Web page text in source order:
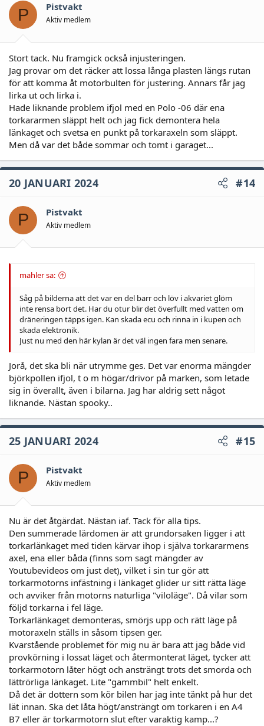
P Pistvakt
Aktiv medlem
Stort tack. Nu framgick också injusteringen.
Jag provar om det räcker att lossa långa plasten längs rutan
för att komma åt motorbulten för justering. Annars får jag
lirka ut och lirka i.
Hade liknande problem ifjol med en Polo -06 där ena
torkararmen släppt helt och jag fick demontera hela
länkaget och svetsa en punkt på torkaraxeln som släppt.
Men då var det både sommar och tomt i garaget...
20 JANUARI 2024 #14
P Pistvakt
Aktiv medlem
mahler sa:
Såg på bilderna att det var en del barr och löv i akvariet glöm
inte rensa bort det. Har du otur blir det överfullt med vatten om
dräneringen täpps igen. Kan skada ecu och rinna in i kupen och
skada elektronik.
Just nu med den här kylan är det väl ingen fara men senare.
Jorå, det ska bli när utrymme ges. Det var enorma mängder
björkpollen ifjol, t o m högar/drivor på marken, som letade
sig in överallt, även i bilarna. Jag har aldrig sett något
liknande. Nästan spooky..
25 JANUARI 2024 #15
P Pistvakt
Aktiv medlem
Nu är det åtgärdat. Nästan iaf. Tack för alla tips.
Den summerade lärdomen är att grundorsaken ligger i att
torkarlänkaget med tiden kärvar ihop i själva torkararmens
axel, ena eller båda (finns som sagt mängder av
Youtubevideos om just det), vilket i sin tur gör att
torkarmotorns infästning i länkaget glider ur sitt rätta läge
och avviker från motorns naturliga "viloläge". Då vilar som
följd torkarna i fel läge.
Torkarlänkaget demonteras, smörjs upp och rätt läge på
motoraxeln ställs in såsom tipsen ger.
Kvarstående problemet för mig nu är bara att jag både vid
provkörning i lossat läget och återmonterat läget, tycker att
torkarmotorn låter högt och ansträngt trots det smorda och
lättrörliga länkaget. Lite "gammbil" helt enkelt.
Då det är dottern som kör bilen har jag inte tänkt på hur det
lät innan. Ska det låta högt/ansträngt om torkaren i en A4
B7 eller är torkarmotorn slut efter varaktig kamp...?